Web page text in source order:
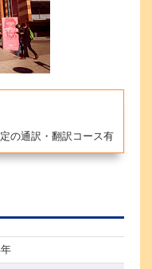
の通訳・翻訳コース有